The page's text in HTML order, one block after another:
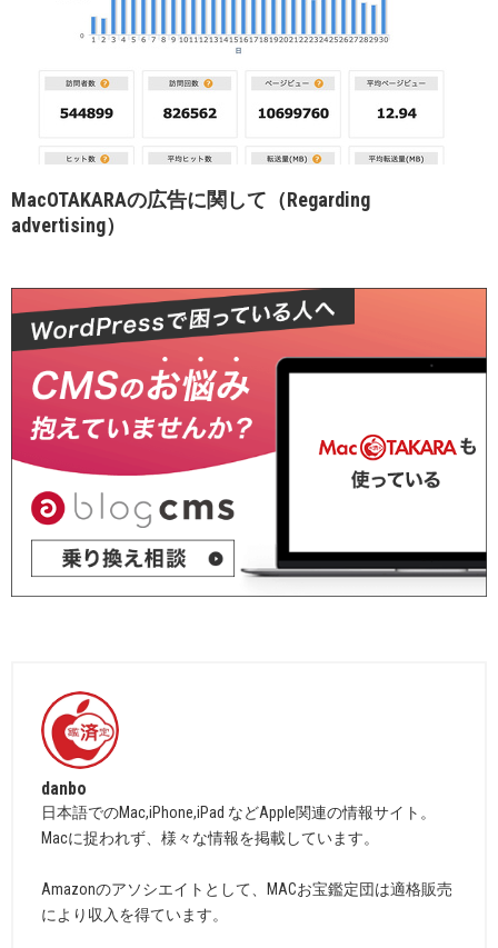
MacOTAKARAの広告に関して（Regarding
advertising）
danbo
日本語でのMac,iPhone,iPad などApple関連の情報サイト。
Macに捉われず、様々な情報を掲載しています。
Amazonのアソシエイトとして、MACお宝鑑定団は適格販売
により収入を得ています。